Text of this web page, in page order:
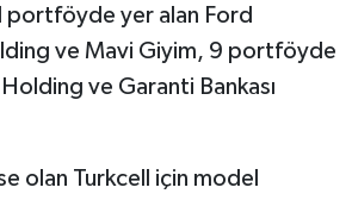
portföyde yer alan Ford
ve Mavi Giyim, 9 portföyde
ve Garanti Bankası
olan Turkcell için model